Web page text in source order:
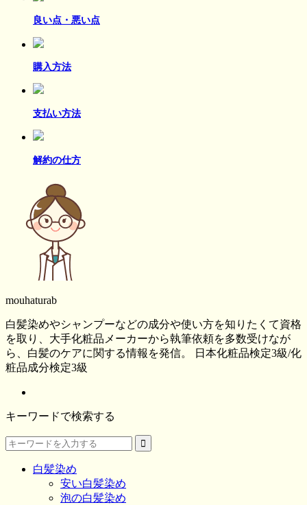
良い点・悪い点
購入方法
支払い方法
解約の仕方
mouhaturab
白髪染めやシャンプーなどの成分や使い方を知りたくて資格
を取り、大手化粧品メーカーから執筆依頼を多数受けなが
ら、白髪のケアに関する情報を発信。 日本化粧品検定3級/化
粧品成分検定3級
キーワードで検索する
白髪染め
安い白髪染め
泡の白髪染め